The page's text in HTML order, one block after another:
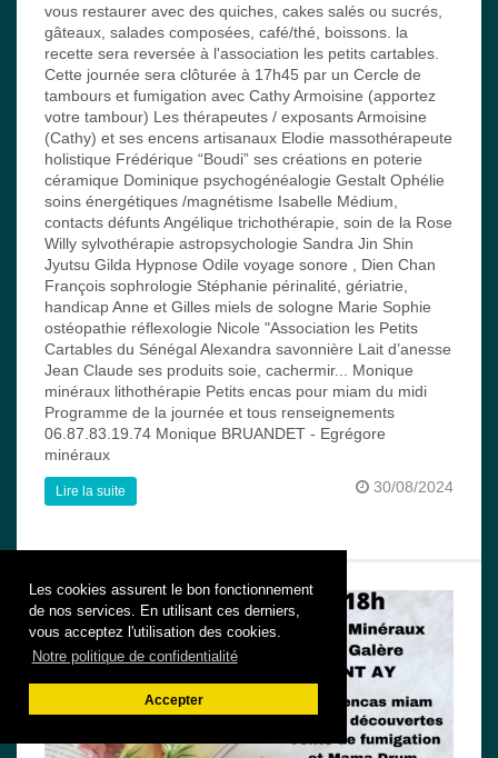
Les cookies assurent le bon fonctionnement
de nos services. En utilisant ces derniers,
vous acceptez l'utilisation des cookies.
Notre politique de confidentialité
Accepter
vous restaurer avec des quiches, cakes salés ou sucrés,
gâteaux, salades composées, café/thé, boissons. la
recette sera reversée à l'association les petits cartables.
Cette journée sera clôturée à 17h45 par un Cercle de
tambours et fumigation avec Cathy Armoisine (apportez
votre tambour) Les thérapeutes / exposants Armoisine
(Cathy) et ses encens artisanaux Elodie massothérapeute
holistique Frédérique “Boudi” ses créations en poterie
céramique Dominique psychogénéalogie Gestalt Ophélie
soins énergétiques /magnétisme Isabelle Médium,
contacts défunts Angélique trichothérapie, soin de la Rose
Willy sylvothérapie astropsychologie Sandra Jin Shin
Jyutsu Gilda Hypnose Odile voyage sonore , Dien Chan
François sophrologie Stéphanie périnalité, gériatrie,
handicap Anne et Gilles miels de sologne Marie Sophie
ostéopathie réflexologie Nicole "Association les Petits
Cartables du Sénégal Alexandra savonnière Lait d’anesse
Jean Claude ses produits soie, cachermir... Monique
minéraux lithothérapie Petits encas pour miam du midi
Programme de la journée et tous renseignements
06.87.83.19.74 Monique BRUANDET - Egrégore
minéraux
30/08/2024
Lire la suite